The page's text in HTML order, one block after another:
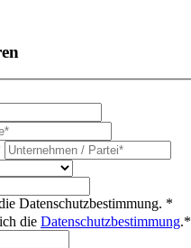
Datenschutzbestimmung. *
die Datenschutzbestimmung.*